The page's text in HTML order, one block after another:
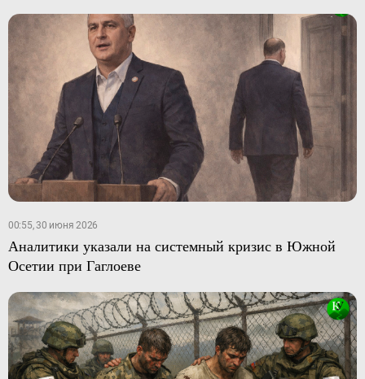
00:55, 30 июня 2026
Аналитики указали на системный кризис в Южной
Осетии при Гаглоеве